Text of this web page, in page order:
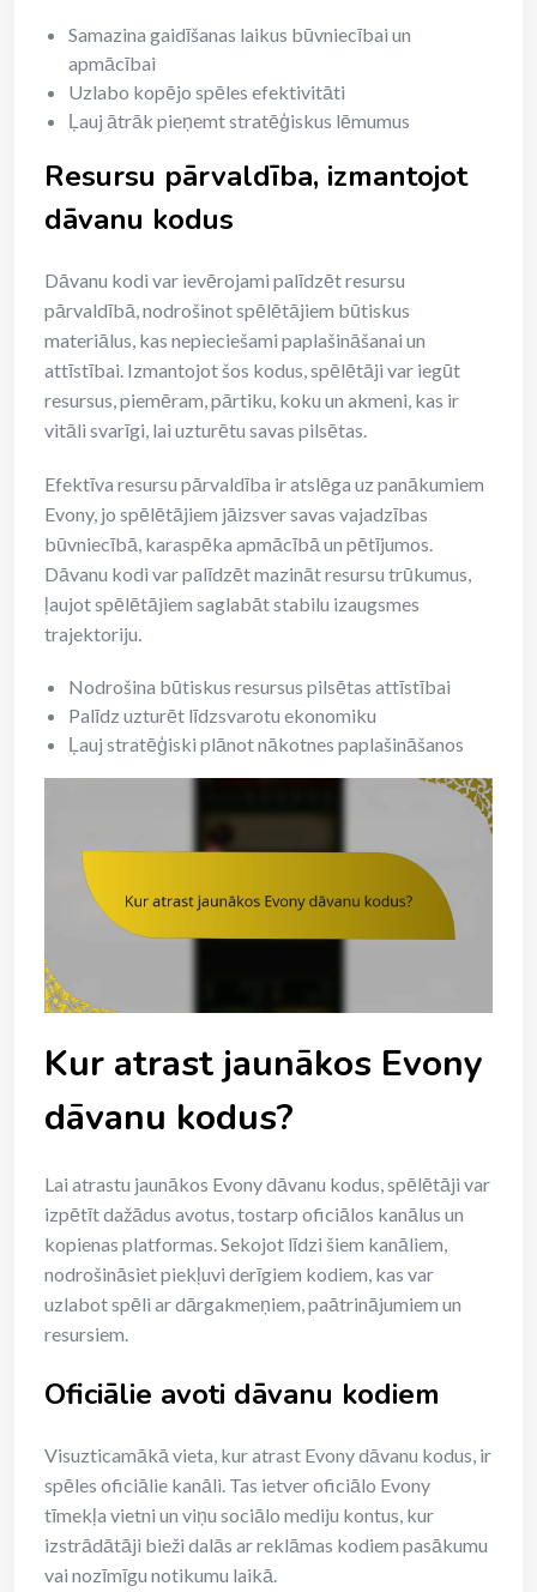
Samazina gaidīšanas laikus būvniecībai un
apmācībai
Uzlabo kopējo spēles efektivitāti
Ļauj ātrāk pieņemt stratēģiskus lēmumus
Resursu pārvaldība, izmantojot
dāvanu kodus
Dāvanu kodi var ievērojami palīdzēt resursu
pārvaldībā, nodrošinot spēlētājiem būtiskus
materiālus, kas nepieciešami paplašināšanai un
attīstībai. Izmantojot šos kodus, spēlētāji var iegūt
resursus, piemēram, pārtiku, koku un akmeni, kas ir
vitāli svarīgi, lai uzturētu savas pilsētas.
Efektīva resursu pārvaldība ir atslēga uz panākumiem
Evony, jo spēlētājiem jāizsver savas vajadzības
būvniecībā, karaspēka apmācībā un pētījumos.
Dāvanu kodi var palīdzēt mazināt resursu trūkumus,
ļaujot spēlētājiem saglabāt stabilu izaugsmes
trajektoriju.
Nodrošina būtiskus resursus pilsētas attīstībai
Palīdz uzturēt līdzsvarotu ekonomiku
Ļauj stratēģiski plānot nākotnes paplašināšanos
Kur atrast jaunākos Evony
dāvanu kodus?
Lai atrastu jaunākos Evony dāvanu kodus, spēlētāji var
izpētīt dažādus avotus, tostarp oficiālos kanālus un
kopienas platformas. Sekojot līdzi šiem kanāliem,
nodrošināsiet piekļuvi derīgiem kodiem, kas var
uzlabot spēli ar dārgakmeņiem, paātrinājumiem un
resursiem.
Oficiālie avoti dāvanu kodiem
Visuzticamākā vieta, kur atrast Evony dāvanu kodus, ir
spēles oficiālie kanāli. Tas ietver oficiālo Evony
tīmekļa vietni un viņu sociālo mediju kontus, kur
izstrādātāji bieži dalās ar reklāmas kodiem pasākumu
vai nozīmīgu notikumu laikā.